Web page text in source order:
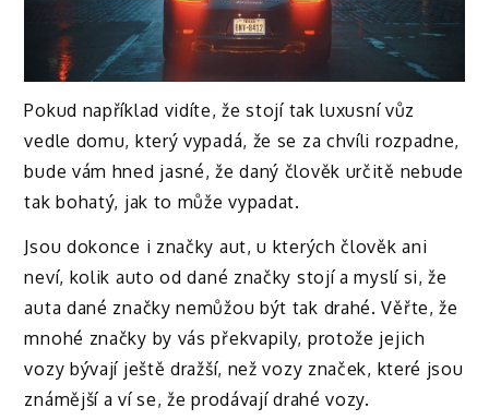
Pokud například vidíte, že stojí tak luxusní vůz
vedle domu, který vypadá, že se za chvíli rozpadne,
bude vám hned jasné, že daný člověk určitě nebude
tak bohatý, jak to může vypadat.
Jsou dokonce i značky aut, u kterých člověk ani
neví, kolik auto od dané značky stojí a myslí si, že
auta dané značky nemůžou být tak drahé. Věřte, že
mnohé značky by vás překvapily, protože jejich
vozy bývají ještě dražší, než vozy značek, které jsou
známější a ví se, že prodávají drahé vozy.